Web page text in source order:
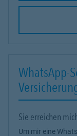
WhatsApp-
Sie erreichen
Um mir eine